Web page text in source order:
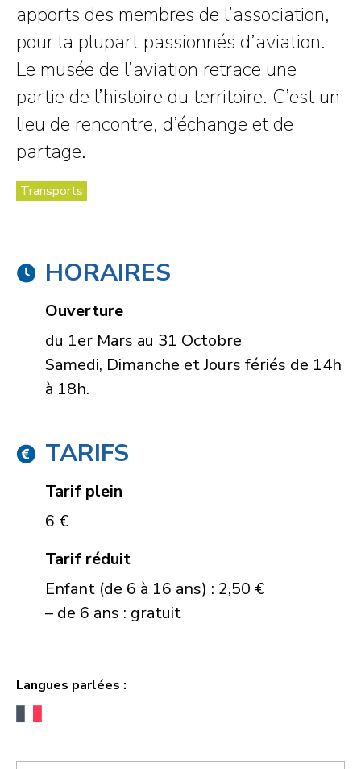
apports des membres de l’association,
pour la plupart passionnés d’aviation.
Le musée de l’aviation retrace une
partie de l’histoire du territoire. C’est un
lieu de rencontre, d’échange et de
partage.
Transports
HORAIRES
Ouverture
du 1er Mars au 31 Octobre
Samedi, Dimanche et Jours fériés de 14h
à 18h.
TARIFS
Tarif plein
6 €
Tarif réduit
Enfant (de 6 à 16 ans) : 2,50 €
– de 6 ans : gratuit
Langues parlées :